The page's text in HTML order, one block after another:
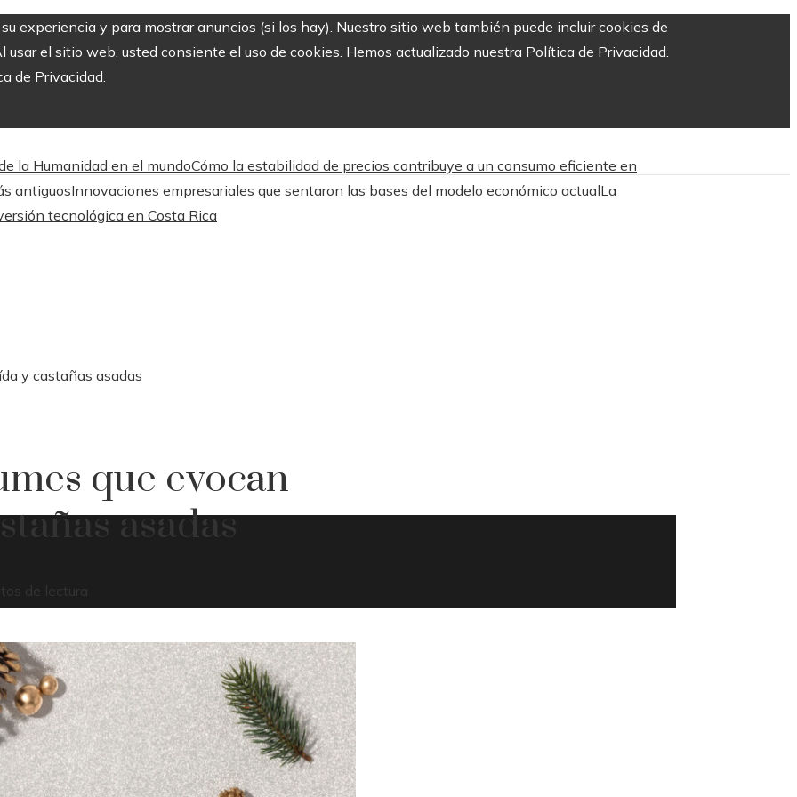
experiencia y para mostrar anuncios (si los hay). Nuestro sitio web también puede incluir cookies de
el sitio web, usted consiente el uso de cookies. Hemos actualizado nuestra Política de Privacidad.
de Privacidad.
la Humanidad en el mundoCómo la estabilidad de precios contribuye a un consumo eficiente en
antiguosInnovaciones empresariales que sentaron las bases del modelo económico actualLa
tecnológica en Costa Rica
y castañas asadas
que evocan
asadas
de lectura